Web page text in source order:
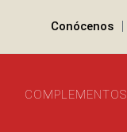
Conócenos |
COMPLEMENTOS